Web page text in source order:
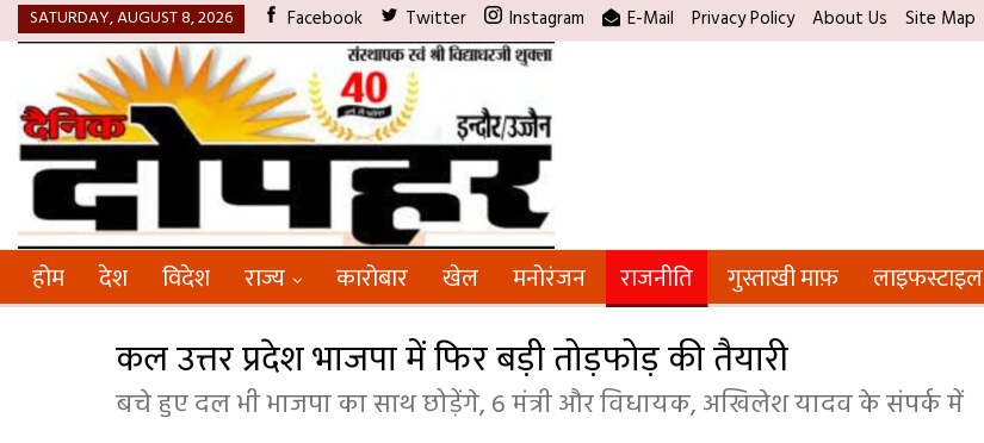
SATURDAY, AUGUST 8, 2026 Facebook Twitter Instagram E-Mail Privacy Policy About Us Site Map
होम देश विदेश राज्य कारोबार खेल मनोरंजन राजनीति गुस्ताखी माफ़ लाइफस्टाइल
कल उत्तर प्रदेश भाजपा में फिर बड़ी तोड़फोड़ की तैयारी
बचे हुए दल भी भाजपा का साथ छोड़ेंगे, 6 मंत्री और विधायक, अखिलेश यादव के संपर्क में